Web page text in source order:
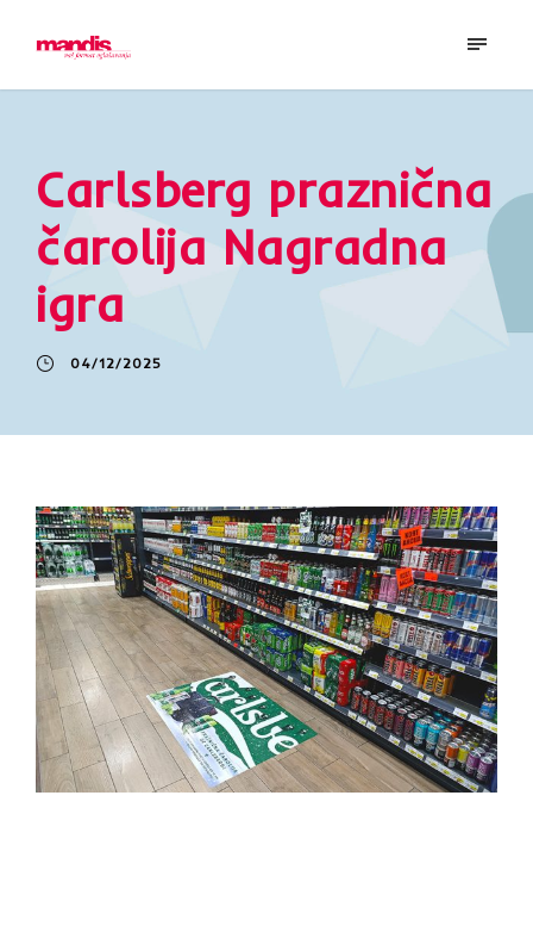
Carlsberg praznična
čarolija Nagradna
igra
04/12/2025